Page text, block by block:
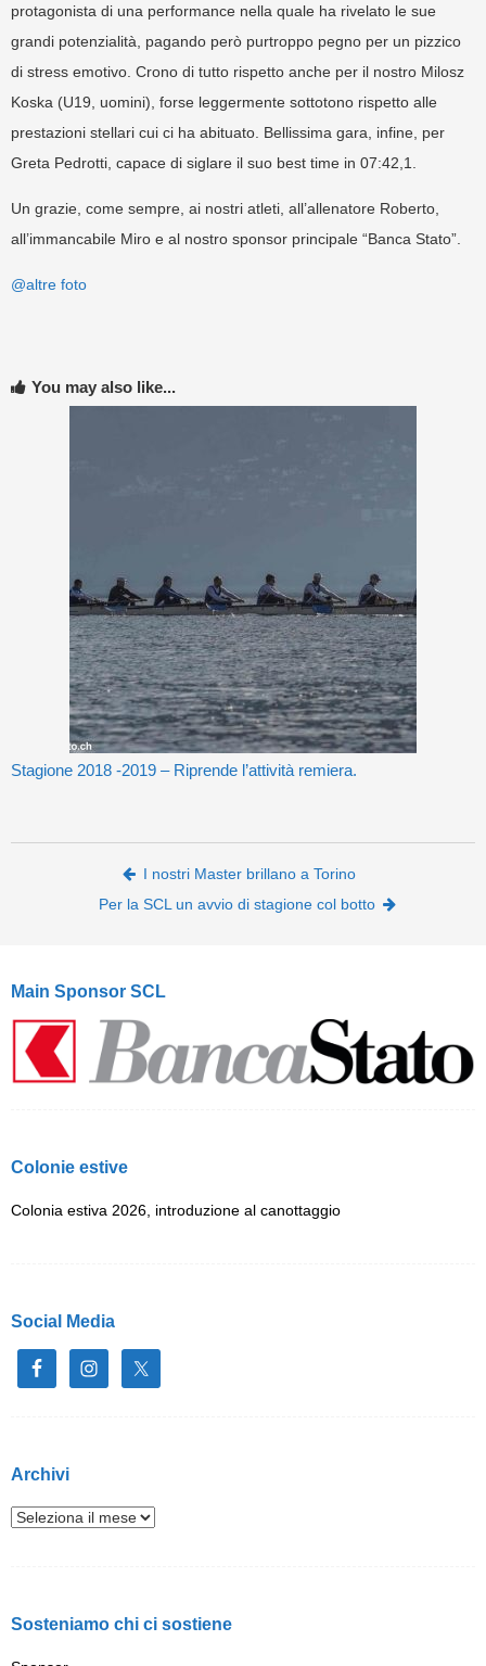
protagonista di una performance nella quale ha rivelato le sue
grandi potenzialità, pagando però purtroppo pegno per un pizzico
di stress emotivo. Crono di tutto rispetto anche per il nostro Milosz
Koska (U19, uomini), forse leggermente sottotono rispetto alle
prestazioni stellari cui ci ha abituato. Bellissima gara, infine, per
Greta Pedrotti, capace di siglare il suo best time in 07:42,1.
Un grazie, come sempre, ai nostri atleti, all’allenatore Roberto,
all’immancabile Miro e al nostro sponsor principale “Banca Stato”.
@altre foto
You may also like...
Stagione 2018 -2019 – Riprende l’attività remiera.
Post navigation
I nostri Master brillano a Torino
Per la SCL un avvio di stagione col botto
Main Sponsor SCL
Colonie estive
Colonia estiva 2026, introduzione al canottaggio
Social Media
Archivi
Sosteniamo chi ci sostiene